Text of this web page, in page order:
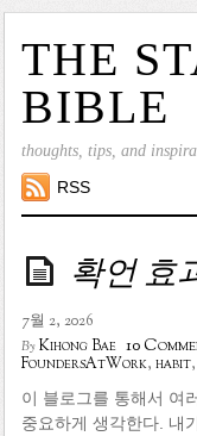
THE
BIBLE
thoughts, tips, and
RSS
확언 효
7월 2, 2026
ByKihong Bae 10
FoundersAtWork, habit,
이 블로그를 통해서 여
중요하게 생각한다. 내